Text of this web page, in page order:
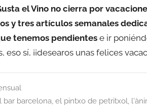
el Vino no cierra por
y tres artículos semanales
tenemos pendientes e ir
eso sí, ¡¡desearos unas felices
bar barcelona, el pintxo de petritxol,